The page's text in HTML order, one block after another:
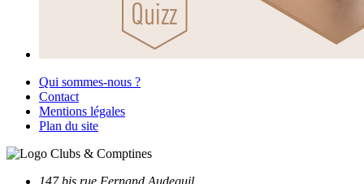
Qui sommes-nous ?
Contact
Mentions légales
Plan du site
147 bis rue Fernand Audeguil